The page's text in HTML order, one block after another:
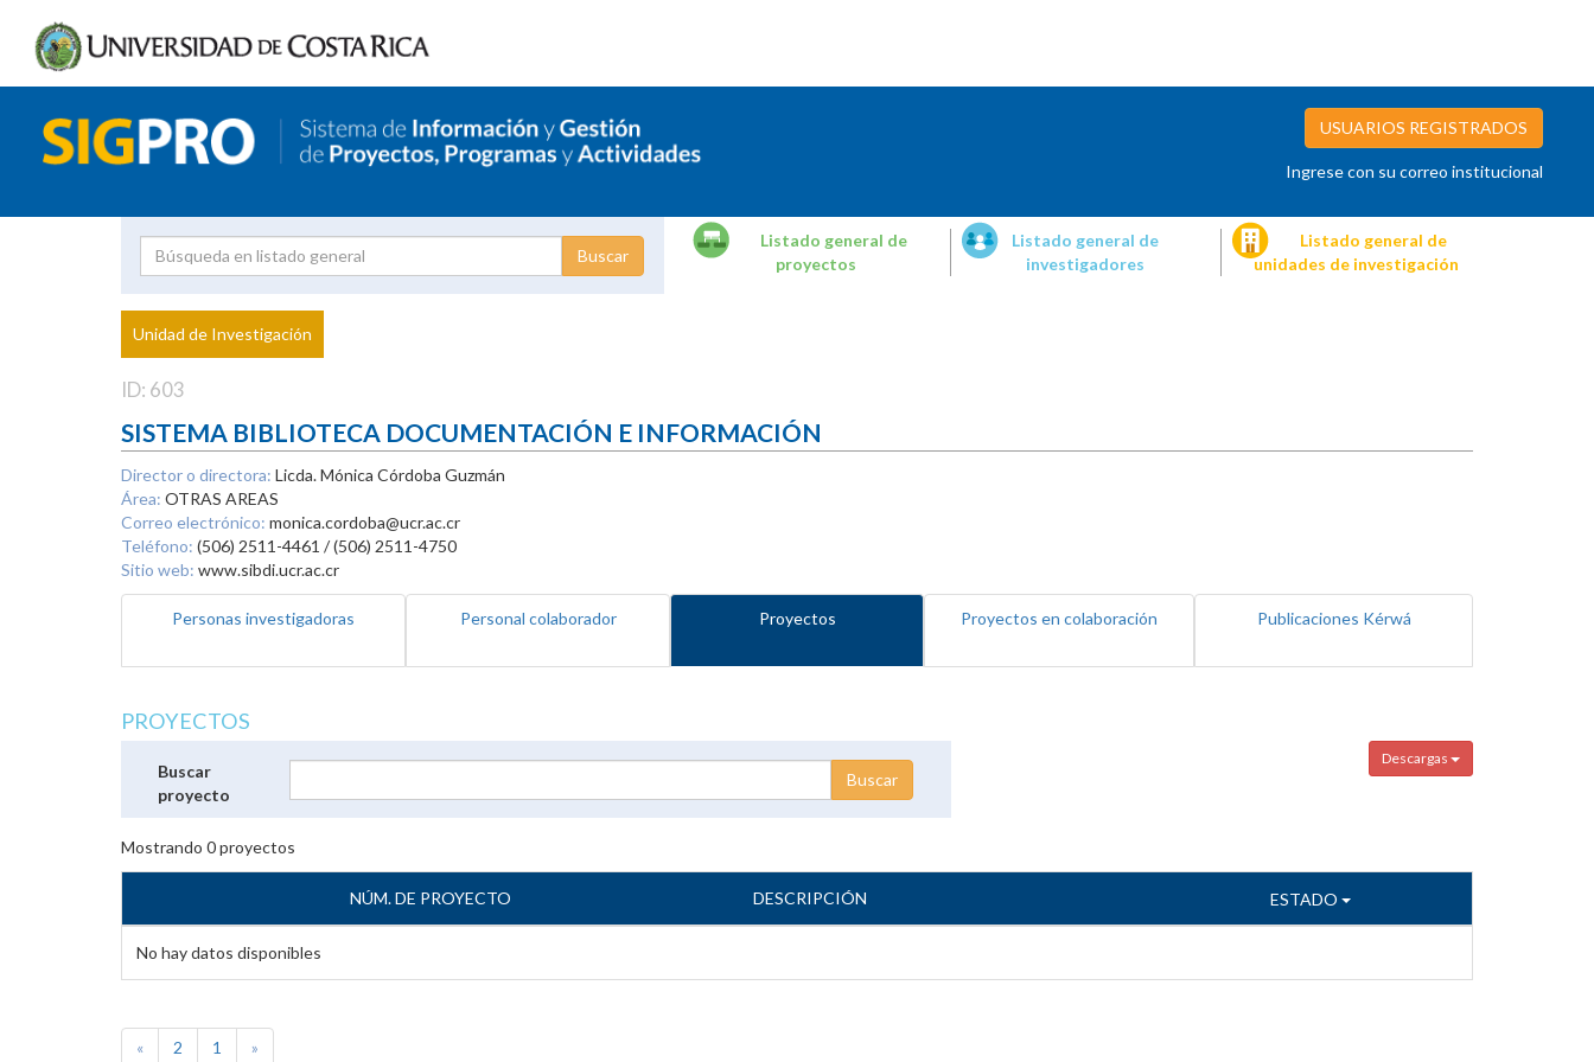
USUARIOS REGISTRADOS
Ingrese con su correo institucional
Proyecto
Investigador
Listado general de
proyectos
Listado general de
investigadores
Listado general de
unidades de investigación
Unidad de Investigación
ID: 603
SISTEMA BIBLIOTECA DOCUMENTACIÓN E INFORMACIÓN
Director o directora: Licda. Mónica Córdoba Guzmán
Área: OTRAS AREAS
Correo electrónico: monica.cordoba@ucr.ac.cr
Teléfono: (506) 2511-4461 / (506) 2511-4750
Sitio web: www.sibdi.ucr.ac.cr
Personas investigadoras Personal colaborador Proyectos Proyectos en colaboración Publicaciones Kérwá
PROYECTOS
Descargas
Buscar
proyecto
Mostrando 0proyectos
NÚM. DE PROYECTO DESCRIPCIÓN ESTADO
No hay datos disponibles
« 2 1 »